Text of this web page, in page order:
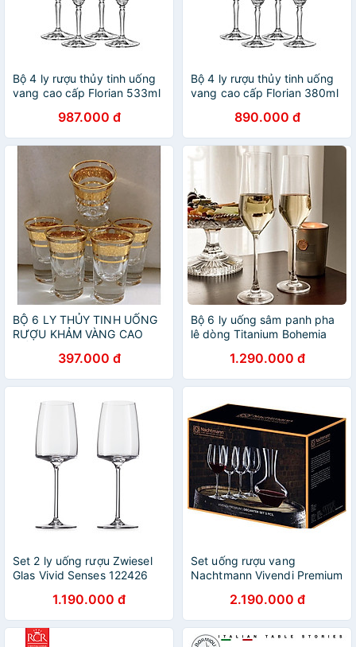
Bộ 4 ly rượu thủy tinh uống
vang cao cấp Florian 533ml
987.000 đ
Bộ 4 ly rượu thủy tinh uống
vang cao cấp Florian 380ml
890.000 đ
BỘ 6 LY THỦY TINH UỐNG
RƯỢU KHẢM VÀNG CAO
397.000 đ
Bộ 6 ly uống sâm panh pha
lê dòng Titanium Bohemia
1.290.000 đ
Set 2 ly uống rượu Zwiesel
Glas Vivid Senses 122426
Germany1.190.000 đ
Set uống rượu vang
Nachtmann Vivendi Premium
bình 4 ly Hàng chính hãng
2.190.000 đ